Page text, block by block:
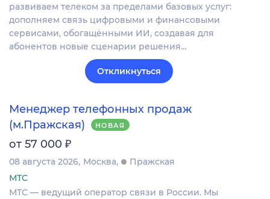
развиваем телеком за пределами базовых услуг:
дополняем связь цифровыми и финансовыми
сервисами, обогащёнными ИИ, создавая для
абонентов новые сценарии решения…
Откликнуться
Менеджер телефонных продаж
(м.Пражская)
НОВАЯ
от 57 000 ₽
08 августа 2026 Москва
Пражская
МТС
МТС — ведущий оператор связи в России. Мы